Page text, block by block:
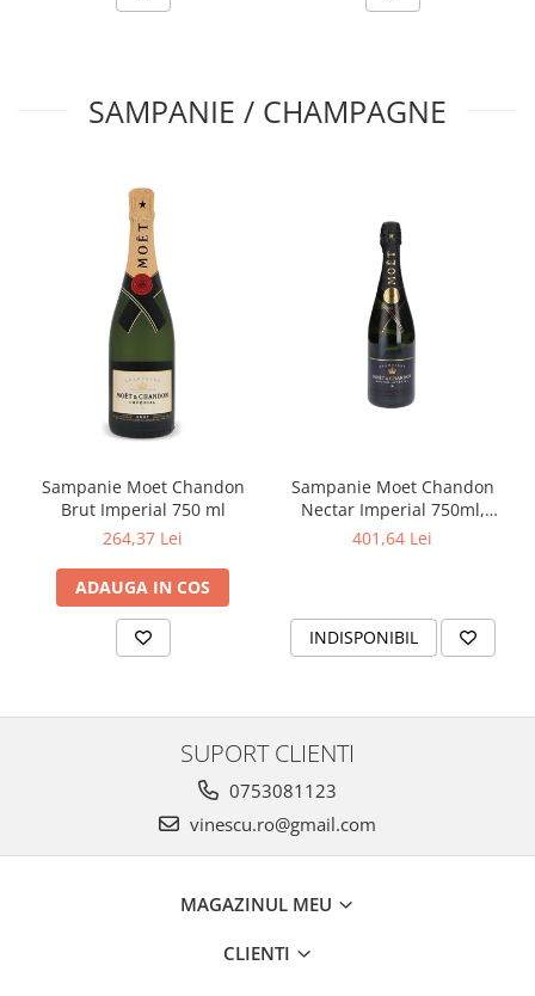
SAMPANIE / CHAMPAGNE
Sampanie Moet Chandon
Brut Imperial 750 ml
264,37 Lei
ADAUGA IN COS
Sampanie Moet Chandon
Nectar Imperial 750ml,
Promotie
401,64 Lei
INDISPONIBIL
SUPORT CLIENTI
0753081123
vinescu.ro@gmail.com
MAGAZINUL MEU
CLIENTI